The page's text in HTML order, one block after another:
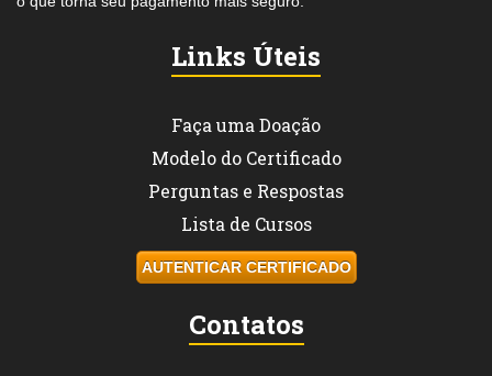
Links Úteis
Faça uma Doação
Modelo do Certificado
Perguntas e Respostas
Lista de Cursos
AUTENTICAR CERTIFICADO
Contatos